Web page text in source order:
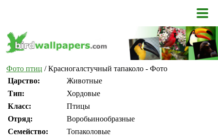
Фото птиц / Красногалстучный тапаколо - Фото
Царство:
Животные
Тип:
Хордовые
Класс:
Птицы
Отряд:
Воробьинообразные
Семейство:
Топаколовые